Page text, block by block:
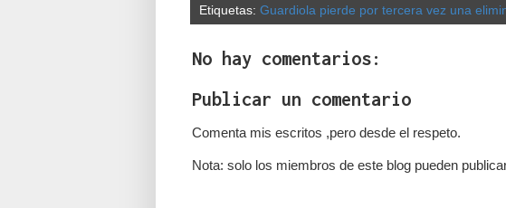
Etiquetas: Guardiola pierde por tercera vez una
No hay comentarios:
Publicar un comentario
Comenta mis escritos ,pero desde el respeto.
Nota: solo los miembros de este blog pueden